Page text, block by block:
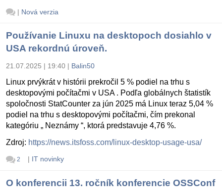
| Nová verzia
Používanie Linuxu na desktopoch dosiahlo v
USA rekordnú úroveň.
21.07.2025 | 19:40 | Balin50
Linux prvýkrát v histórii prekročil 5 % podiel na trhu s
desktopovými počítačmi v USA . Podľa globálnych štatistík
spoločnosti StatCounter za jún 2025 má Linux teraz 5,04 %
podiel na trhu s desktopovými počítačmi, čím prekonal
kategóriu „ Neznámy “, ktorá predstavuje 4,76 %.
Zdroj: https://news.itsfoss.com/linux-desktop-usage-usa/
2 | IT novinky
O konferencii 13. ročník konferencie OSSConf